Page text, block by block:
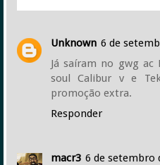
Unknown 6 de
Já saíram no gwg ac
soul Calibur v e
promoção extra.
Responder
macr3 6 de setembro